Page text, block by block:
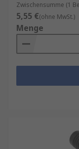
Zwischensumme (1
5,55 €(ohne MwSt.)
Menge